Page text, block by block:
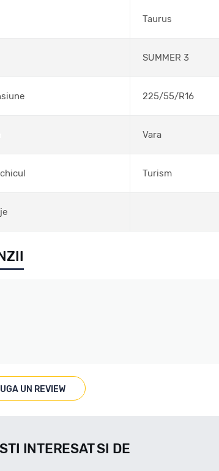
Taurus
SUMMER 3
225/55/R16
Vara
Turism
UN REVIEW
INTERESAT SI DE